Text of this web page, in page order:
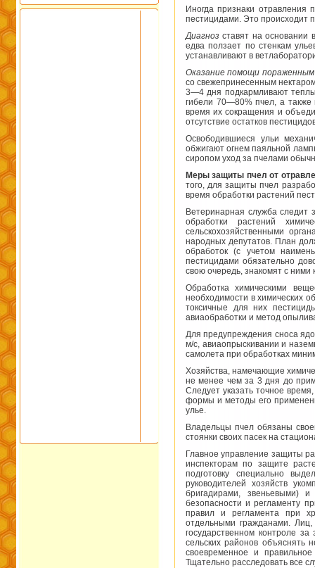
Иногда признаки отравления
пестицидами. Это происходит
Диагноз ставят на основании
едва ползает по стенкам
устанавливают в
Оказание помощи
со свежепринесенным
3—4 дня подкармливают
гибели 70—80% пчел, а
время их сокращения и
отсутствие остатков
Освободившиеся ульи
обжигают огнем паяльной
сиропом уход за пчелами
Меры защиты пчел от
того, для защиты пчел
время обработки растений
Ветеринарная служба следит
обработки растений
сельскохозяйственными
народных депутатов. План
обработок (с учетом
пестицидами обязательно
свою очередь, знакомят с ними
Обработка химическими
необходимости в химических
токсичные для них
авиаобработки и метод
Для предупреждения сноса
м/с, авиаопрыскивании и
самолета при обработках
Хозяйства, намечающие
не менее чем за 3 дня до
Следует указать точное
формы и методы его
улье.
Владельцы пчел обязаны
стоянки своих пасек на
Главное управление защиты
инспекторам по защите
подготовку специально
руководителей хозяйств
бригадирами, звеньевыми)
безопасности и регламенту
правил и регламента при
отдельными гражданами.
государственном контроле
сельских районов объяснять
своевременное и
Тщательно расследовать все